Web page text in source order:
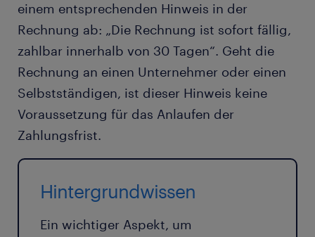
einem entsprechenden Hinweis in der
Rechnung ab: „Die Rechnung ist sofort fällig,
zahlbar innerhalb von 30 Tagen“. Geht die
Rechnung an einen Unternehmer oder einen
Selbstständigen, ist dieser Hinweis keine
Voraussetzung für das Anlaufen der
Zahlungsfrist.
Hintergrundwissen
Ein wichtiger Aspekt, um